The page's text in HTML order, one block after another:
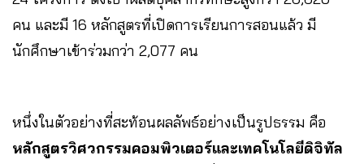
คน และมี 16 หลักสูตรที่เปิดการเรียนการสอนแล้ว มี
นักศึกษาเข้าร่วมกว่า 2,077 คน
หนึ่งในตัวอย่างที่สะท้อนผลลัพธ์อย่างเป็นรูปธรรม คือ
หลักสูตรวิศวกรรมคอมพิวเตอร์และเทคโนโลยีดิจิทัล